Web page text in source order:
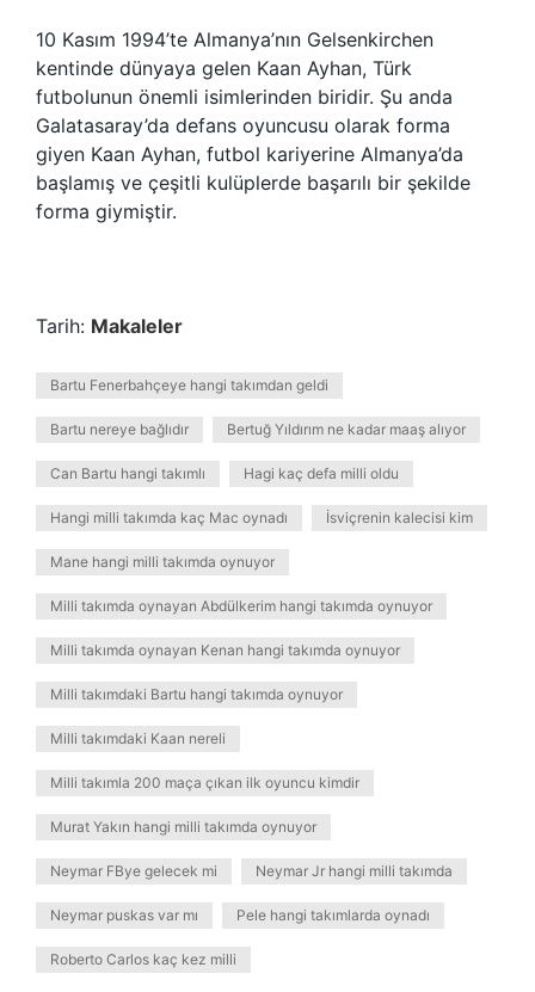
10 Kasım 1994’te Almanya’nın Gelsenkirchen
kentinde dünyaya gelen Kaan Ayhan, Türk
futbolunun önemli isimlerinden biridir. Şu anda
Galatasaray’da defans oyuncusu olarak forma
giyen Kaan Ayhan, futbol kariyerine Almanya’da
başlamış ve çeşitli kulüplerde başarılı bir şekilde
forma giymiştir.
Tarih: Makaleler
Bartu Fenerbahçeye hangi takımdan geldi
Bartu nereye bağlıdır Bertuğ Yıldırım ne kadar maaş alıyor
Can Bartu hangi takımlı Hagi kaç defa milli oldu
Hangi milli takımda kaç Mac oynadı İsviçrenin kalecisi kim
Mane hangi milli takımda oynuyor
Milli takımda oynayan Abdülkerim hangi takımda oynuyor
Milli takımda oynayan Kenan hangi takımda oynuyor
Milli takımdaki Bartu hangi takımda oynuyor
Milli takımdaki Kaan nereli
Milli takımla 200 maça çıkan ilk oyuncu kimdir
Murat Yakın hangi milli takımda oynuyor
Neymar FBye gelecek mi Neymar Jr hangi milli takımda
Neymar puskas var mı Pele hangi takımlarda oynadı
Roberto Carlos kaç kez milli